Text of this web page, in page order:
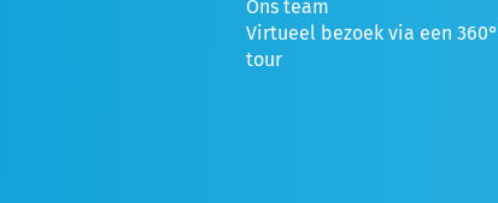
Ons team
Virtueel bezoek via een 360°
tour